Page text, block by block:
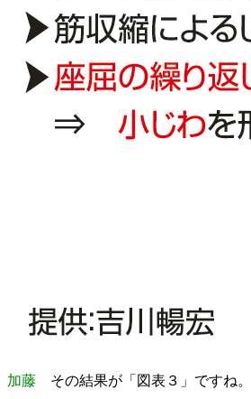
加藤 その結果が「図表３」ですね。